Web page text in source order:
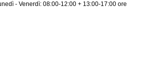
- Venerdì: 08:00-12:00 + 13:00-17:00 ore